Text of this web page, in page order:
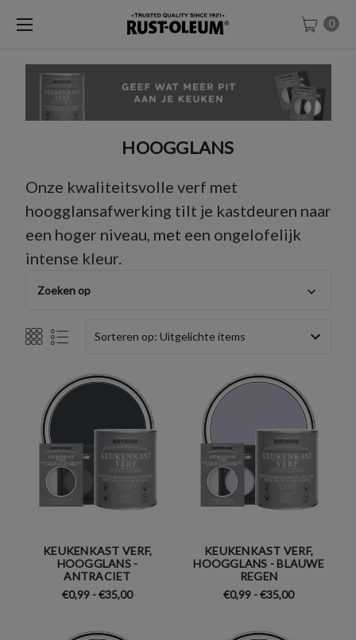
0
HOOGGLANS
Onze kwaliteitsvolle verf met
hoogglansafwerking tilt je kastdeuren naar
een hoger niveau, met een ongelofelijk
intense kleur.
Zoeken op
Sorteren op:
KEUKENKAST VERF,
HOOGGLANS -
ANTRACIET
€0,99 - €35,00
KEUKENKAST VERF,
HOOGGLANS - BLAUWE
REGEN
€0,99 - €35,00